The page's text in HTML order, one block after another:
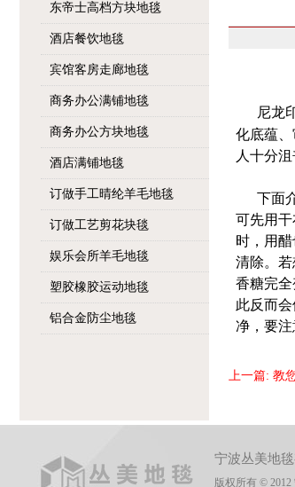
东帝士高档方块地毯
酒店餐饮地毯
宾馆客房走廊地毯
商务办公满铺地毯
商务办公方块地毯
酒店满铺地毯
订做手工晴纶羊毛地毯
订做工艺剪花块毯
娱乐会所羊毛地毯
塑胶橡胶运动地毯
铝合金防尘地毯
尼龙
化底蕴
人十分沮
下面介
可先用
时，用
清除。
香糖完
此反而会
净，要注
上一篇: 教
宁波丛美地
版权所有 ©